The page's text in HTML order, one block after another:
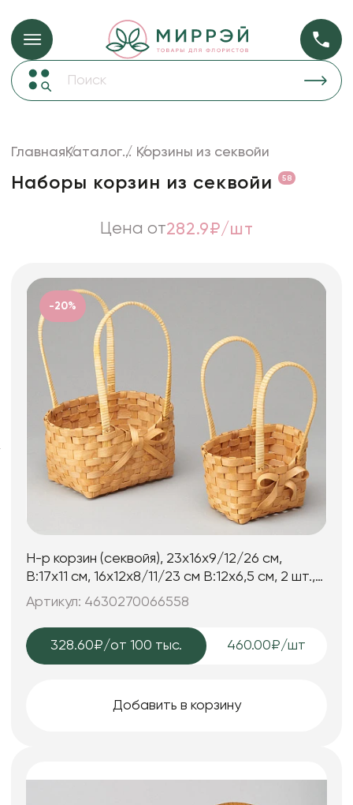
Упаковка для цветов и подарков Упаковка для
Пленка
Декор для дома
Искусственные цветы и растения
Декоративные вазы, кашпо
Фоамиран
Игрушки мягкие
Изделия из металла
Сухоцветы
ГлавнаяКаталог... Корзины из секвойи
Наборы корзин из секвойи 58
Цена от282.9₽/шт
-20%
Н-р корзин (секвойя), 23x16x9/12/26 см,
B:17x11 см, 16x12x8/11/23 см B:12x6,5 см, 2 шт.,
натуральный
Артикул: 4630270066558
328.60₽/от 100 тыс. 460.00₽/шт
Добавить в корзину